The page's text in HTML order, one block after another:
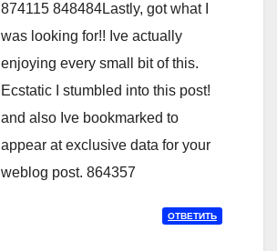
874115 848484Lastly, got what I
was looking for!! Ive actually
enjoying every small bit of this.
Ecstatic I stumbled into this post!
and also Ive bookmarked to
appear at exclusive data for your
weblog post. 864357
ОТВЕТИТЬ